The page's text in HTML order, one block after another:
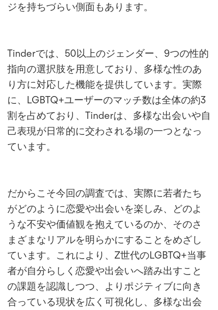
ジを持ちづらい側面もあります。
Tinderでは、50以上のジェンダー、9つの性的
指向の選択肢を用意しており、多様な性のあ
り方に対応した機能を提供しています。実際
に、LGBTQ+ユーザーのマッチ数は全体の約3
割を占めており、Tinderは、多様な出会いや自
己表現が日常的に交わされる場の一つとなっ
ています。
だからこそ今回の調査では、実際に若者たち
がどのように恋愛や出会いを楽しみ、どのよ
うな不安や価値観を抱えているのか、そのさ
まざまなリアルを明らかにすることをめざし
ています。これにより、Z世代のLGBTQ+当事
者が自分らしく恋愛や出会いへ踏み出すこと
の課題を認識しつつ、よりポジティブに向き
合っている現状を広く可視化し、多様な出会